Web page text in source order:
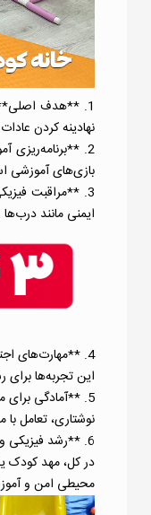
1. **هدف
نهادینه کردن
2.
بازی‌های آموزشی
3. **مراقبت
ایمنی مانند
4. **مهارت‌های
این تجربه‌ها برای
5. **آمادگی
نوشتاری، تعامل
6. **رشد فیزیکی و سلامتی**: مهد کودک‌ها برنامه‌های فعالیت‌های جسمانی و بازی‌های خلاقانه دارند که به توسعه حرکتی و سلامتی کودکان کمک می‌کند.
در کل، مهد کودک
محیطی امن و